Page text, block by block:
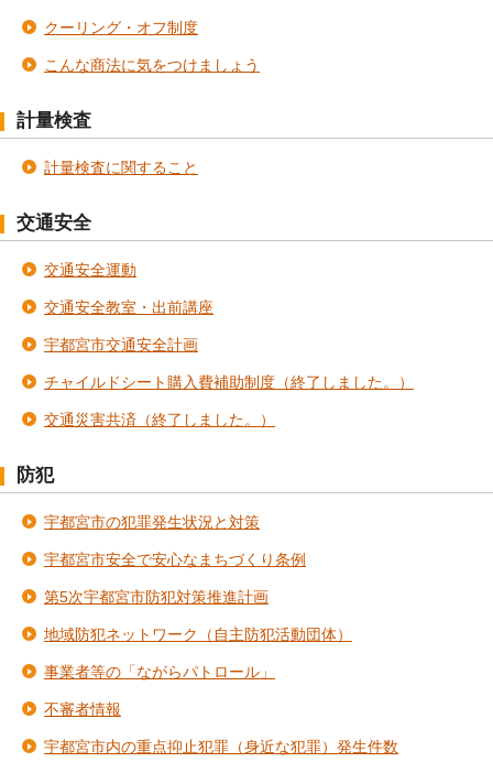
クーリング・オフ制度
こんな商法に気をつけましょう
計量検査
計量検査に関すること
交通安全
交通安全運動
交通安全教室・出前講座
宇都宮市交通安全計画
チャイルドシート購入費補助制度（終了しました。）
交通災害共済（終了しました。）
防犯
宇都宮市の犯罪発生状況と対策
宇都宮市安全で安心なまちづくり条例
第5次宇都宮市防犯対策推進計画
地域防犯ネットワーク（自主防犯活動団体）
事業者等の「ながらパトロール」
不審者情報
宇都宮市内の重点抑止犯罪（身近な犯罪）発生件数